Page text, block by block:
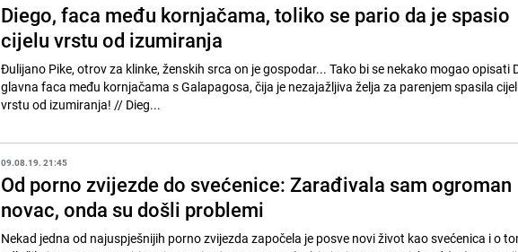
Diego, faca među kornjačama, toliko se pario da je spasio
cijelu vrstu od izumiranja
Đulijano Pike, otrov za klinke, ženskih srca on je gospodar... Tako bi se nekako mogao opisati
glavna faca među kornjačama s Galapagosa, čija je nezajažljiva želja za parenjem spasila
vrstu od izumiranja! // Dieg...
09.08.19. 21:45
Od porno zvijezde do svećenice: Zarađivala sam ogroman
novac, onda su došli problemi
Nekad jedna od najuspješnijih porno zvijezda započela je posve novi život kao svećenica i o